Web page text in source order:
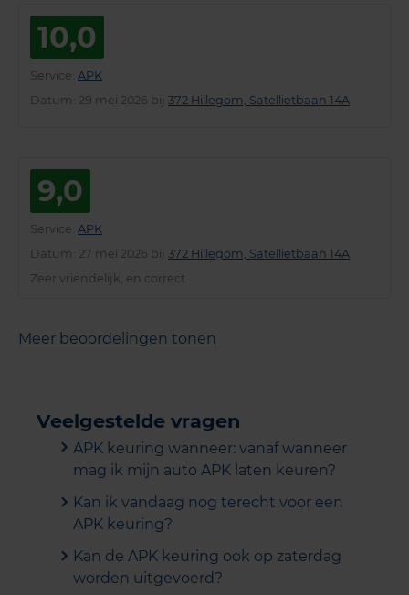
10,0
Service APK
Datum
: 29 mei 2026 bij 372 Hillegom, Satellietbaan 14A
9,0
Service APK
Datum
: 27 mei 2026 bij 372 Hillegom, Satellietbaan 14A
Zeer vriendelijk, en correct.
Meer beoordelingen tonen
Veelgestelde vragen
APK keuring wanneer: vanaf wanneer
mag ik mijn auto APK laten keuren?
Kan ik vandaag nog terecht voor een
APK keuring?
Kan de APK keuring ook op zaterdag
worden uitgevoerd?